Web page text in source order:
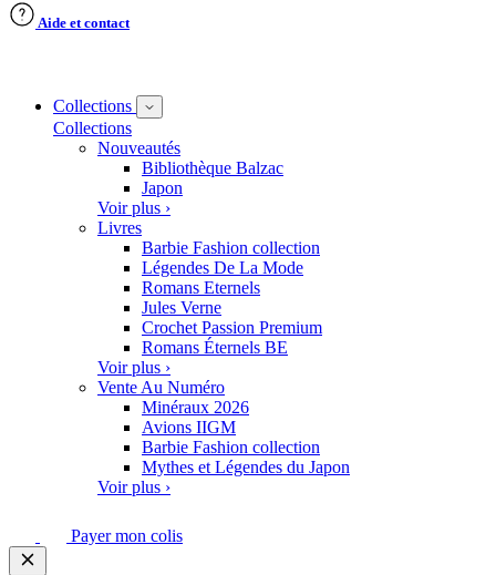
Aide et contact
Collections
Collections
Nouveautés
Bibliothèque Balzac
Japon
Voir plus ›
Livres
Barbie Fashion collection
Légendes De La Mode
Romans Eternels
Jules Verne
Crochet Passion Premium
Romans Éternels BE
Voir plus ›
Vente Au Numéro
Minéraux 2026
Avions IIGM
Barbie Fashion collection
Mythes et Légendes du Japon
Voir plus ›
Payer mon colis